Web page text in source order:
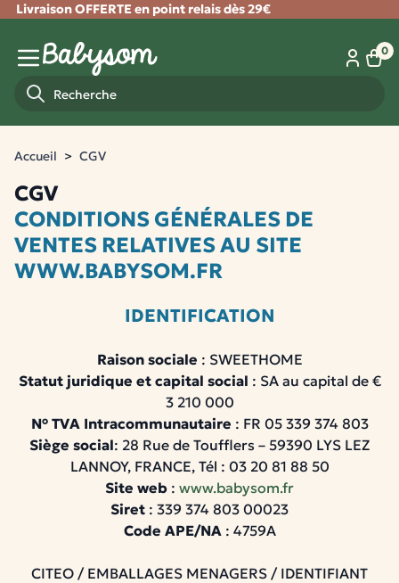
Livraison OFFERTE en point relais dès 29€
Fermer
Menu mobile
0
Accueil CGV
CGV
CONDITIONS GÉNÉRALES DE
VENTES RELATIVES AU SITE
WWW.BABYSOM.FR
IDENTIFICATION
Raison sociale : SWEETHOME
Statut juridique et capital social : SA au capital de €
3 210 000
N° TVA Intracommunautaire : FR 05 339 374 803
Siège social: 28 Rue de Toufflers – 59390 LYS LEZ
LANNOY, FRANCE, Tél : 03 20 81 88 50
Site web : www.babysom.fr
Siret : 339 374 803 00023
Code APE/NA: 4759A
CITEO / EMBALLAGES MENAGERS / IDENTIFIANT